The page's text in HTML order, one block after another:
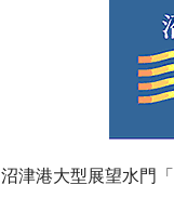
沼津港大型展望水門